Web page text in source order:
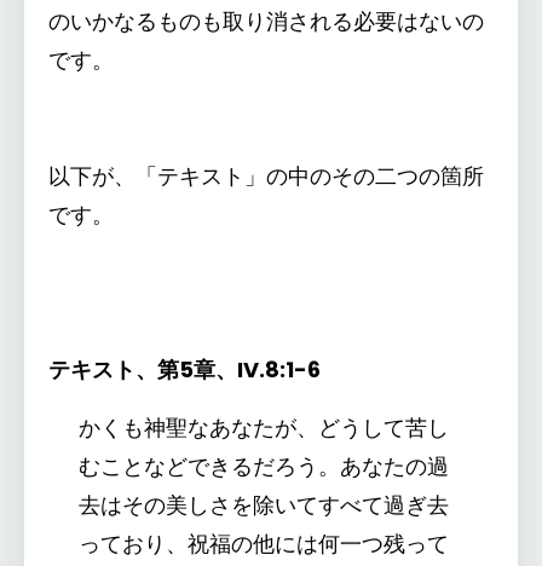
のいかなるものも取り消される必要はないの
です。
以下が、「テキスト」の中のその二つの箇所
です。
テキスト、第5章、IV.8:1-6
かくも神聖なあなたが、どうして苦し
むことなどできるだろう。あなたの過
去はその美しさを除いてすべて過ぎ去
っており、祝福の他には何一つ残って